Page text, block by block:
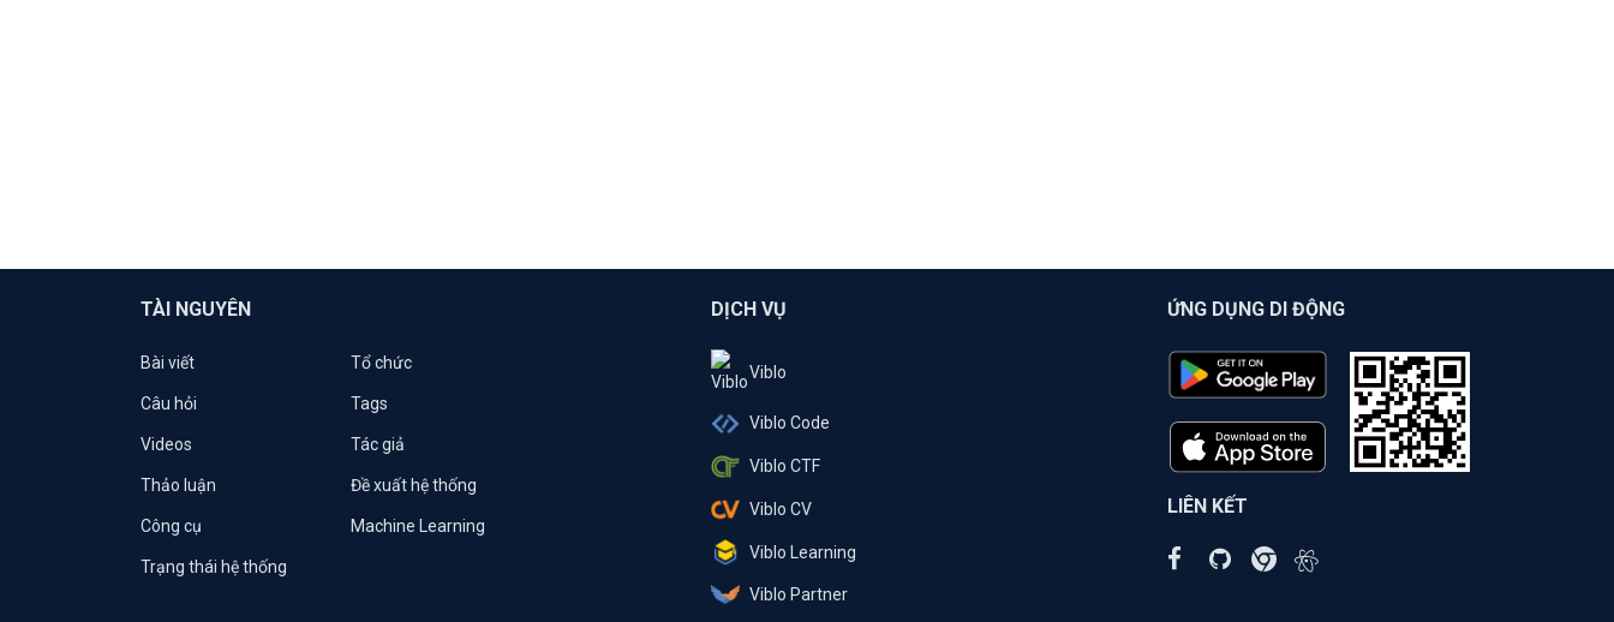
TÀI NGUYÊN
Bài viết Tổ chức
Câu hỏi Tags
Videos Tác giả
Thảo luận Đề xuất hệ thống
Công cụ Machine Learning
Trạng thái hệ thống
DỊCH VỤ
Viblo
Viblo Code
Viblo CTF
Viblo CV
Viblo Learning
Viblo Partner
ỨNG DỤNG DI ĐỘNG
LIÊN KẾT